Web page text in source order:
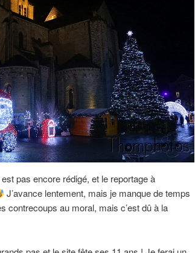
pas encore rédigé, et le reportage à
J’avance lentement, mais je manque de temps
contrecoups au moral, mais c’est dû à la